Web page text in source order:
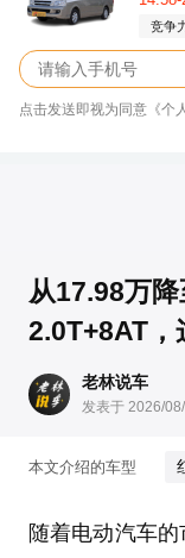
竞争
点击发送即视为同意《个
从17.98万
2.0T+8AT，
老林说车
发表于 2026/
本文介绍的车型
随着电动汽车